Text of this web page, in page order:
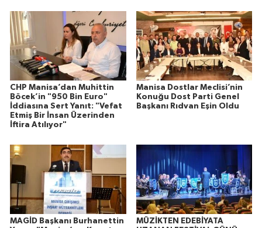
CHP Manisa’dan Muhittin
Böcek’in "950 Bin Euro"
İddiasına Sert Yanıt: "Vefat
Etmiş Bir İnsan Üzerinden
İftira Atılıyor"
Manisa Dostlar Meclisi’nin
Konuğu Dost Parti Genel
Başkanı Rıdvan Eşin Oldu
MAGİD Başkanı Burhanettin
MÜZİKTEN EDEBİYATA